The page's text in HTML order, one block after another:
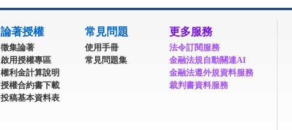
論著授權
徵集論著
啟用授權專區
權利金計算說明
授權合約書下載
投稿基本資料表
常見問題
使用手冊
常見問題集
更多服務
法令訂閱服務
金融法規自動關連AI
金融法遵外規資料服務
裁判書資料服務